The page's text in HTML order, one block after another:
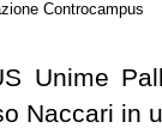
Controcampus
Unime
Naccari in